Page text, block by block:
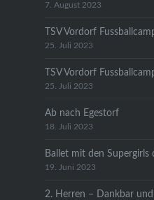
7. August 2023
TSV Vordorf
25. Juli 2023
TSV Vordorf
25. Juli 2023
Ab nach Egestorf
18. Juli 2023
Ballet mit den Supergirls
19. Juni 2023
2. Herren – Dankbar